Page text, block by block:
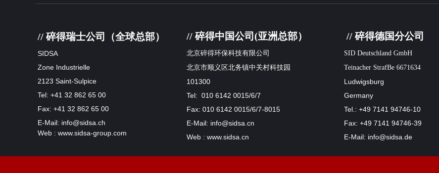
// 碎得中国公司(亚洲总部）
北京碎得环保科技有限公司
北京市顺义区北务镇中关村科技园
101300
Tel: 010 6142 0015/6/7
Fax: 010 6142 0015/6/7-8015
E-Mail: info@sidsa.cn
Web : www.sidsa.cn
// 碎得瑞士公司（全球总部）
SIDSA
Zone Industrielle
2123 Saint-Sulpice
Tel: +41 32 862 65 00
Fax: +41 32 862 65 00
E-Mail: info@sidsa.ch
Web : www.sidsa-group.com
// 碎得德国分公司
SID Deutschland GmbH
Teinacher StrafBe 6671634
Ludwigsburg
Germany
Tel.: +49 7141 94746-10
Fax: +49 7141 94746-39
E-Mail: info@sidsa.de